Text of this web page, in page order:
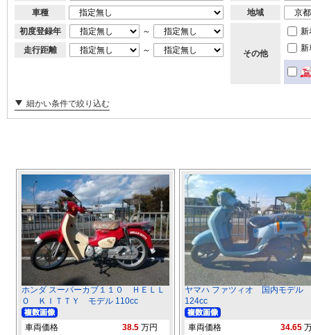
車種
初度登録年
～
走行距離
～
地域
その他
新
新
細かい条件で絞り込む
ホンダ スーパーカブ１１０ ＨＥＬＬ
Ｏ ＫＩＴＴＹ モデル 110cc
車両価格 38.5 万円
ヤマハ ファツィオ 国内モデル
124cc
車両価格 34.65